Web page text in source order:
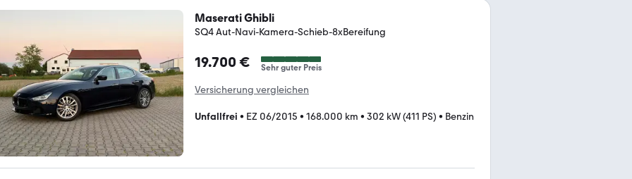
Maserati Ghibli
SQ4 Aut-Navi-Kamera-Schieb-8xBereifung
19.700 € Sehr guter Preis
Versicherung vergleichen
Unfallfrei • EZ 06/2015 • 168.000 km • 302 kW (411 PS) • Benzin